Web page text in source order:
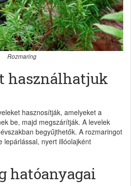
Rozmaring
használhatjuk
hasznosítják, amelyeket a
be, majd megszárítják. A levelek
begyűjthetők. A rozmaringot
lepárlással, nyert illóolajként
hatóanyagai